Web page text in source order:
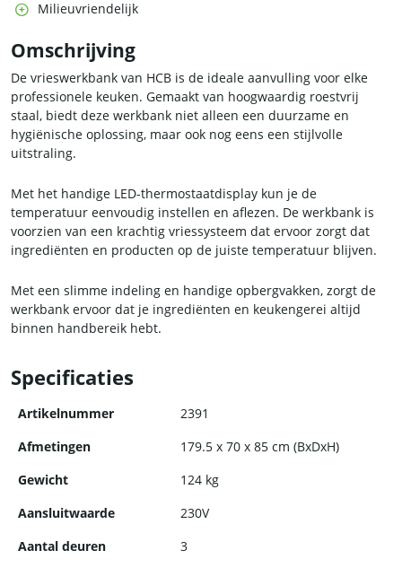
Milieuvriendelijk
Omschrijving
De vrieswerkbank van HCB is de ideale aanvulling voor elke
professionele keuken. Gemaakt van hoogwaardig roestvrij
staal, biedt deze werkbank niet alleen een duurzame en
hygiënische oplossing, maar ook nog eens een stijlvolle
uitstraling.
Met het handige LED-thermostaatdisplay kun je de
temperatuur eenvoudig instellen en aflezen. De werkbank is
voorzien van een krachtig vriessysteem dat ervoor zorgt dat
ingrediënten en producten op de juiste temperatuur blijven.
Met een slimme indeling en handige opbergvakken, zorgt de
werkbank ervoor dat je ingrediënten en keukengerei altijd
binnen handbereik hebt.
Bestel nu de vrieswerkbank van HCB en geniet van een
professionele en praktische oplossing voor al je koelbehoeften.
Specificaties
Artikelnummer
2391
Afmetingen
179.5 x 70 x 85 cm (BxDxH)
Gewicht
124 kg
Aansluitwaarde
230V
Aantal deuren
3